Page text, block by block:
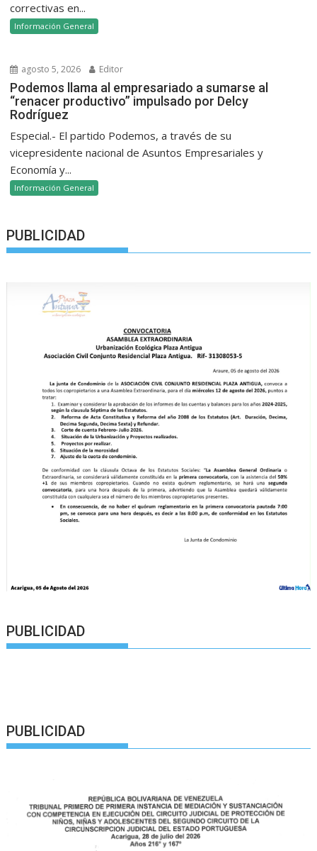
correctivas en...
Información General
agosto 5, 2026 Editor
Podemos llama al empresariado a sumarse al
“renacer productivo” impulsado por Delcy
Rodríguez
Especial.- El partido Podemos, a través de su
vicepresidente nacional de Asuntos Empresariales y
Economía y...
Información General
PUBLICIDAD
PUBLICIDAD
PUBLICIDAD